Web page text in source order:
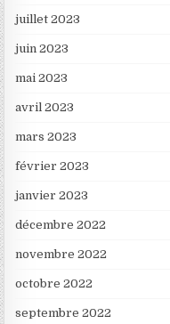
juillet 2023
juin 2023
mai 2023
avril 2023
mars 2023
février 2023
janvier 2023
décembre 2022
novembre 2022
octobre 2022
septembre 2022